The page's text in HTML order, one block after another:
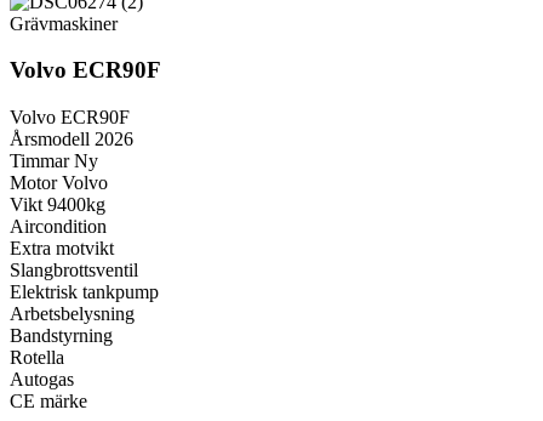
Grävmaskiner
Volvo ECR90F
Volvo ECR90F
Årsmodell 2026
Timmar Ny
Motor Volvo
Vikt 9400kg
Aircondition
Extra motvikt
Slangbrottsventil
Elektrisk tankpump
Arbetsbelysning
Bandstyrning
Rotella
Autogas
CE märke